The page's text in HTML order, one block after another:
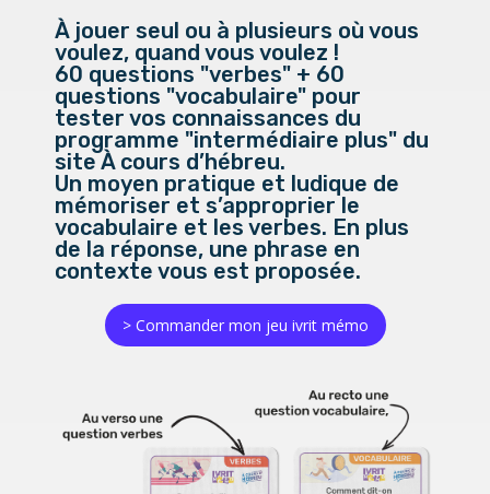
À jouer seul ou à plusieurs où vous
voulez, quand vous voulez !
60 questions "verbes" + 60
questions "vocabulaire" pour
tester vos connaissances du
programme "intermédiaire plus" du
site À cours d’hébreu.
Un moyen pratique et ludique de
mémoriser et s’approprier le
vocabulaire et les verbes. En plus
de la réponse, une phrase en
contexte vous est proposée.
> Commander mon jeu ivrit mémo